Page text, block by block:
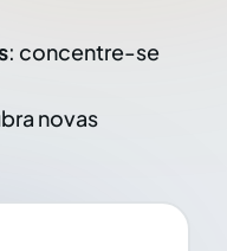
: concentre-se
novas